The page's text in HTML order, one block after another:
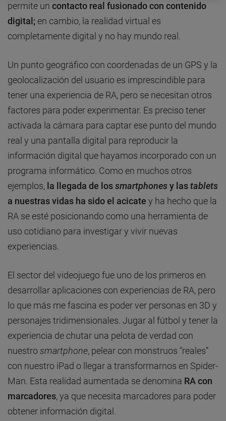
permite un contacto real fusionado con contenido
digital; en cambio, la realidad virtual es
completamente digital y no hay mundo real.
Un punto geográfico con coordenadas de un GPS y la
geolocalización del usuario es imprescindible para
tener una experiencia de RA, pero se necesitan otros
factores para poder experimentar. Es preciso tener
activada la cámara para captar ese punto del mundo
real y una pantalla digital para reproducir la
información digital que hayamos incorporado con un
programa informático. Como en muchos otros
ejemplos, la llegada de lossmartphonesy lastablets
a nuestras vidas ha sido el acicate y ha hecho que la
RA se esté posicionando como una herramienta de
uso cotidiano para investigar y vivir nuevas
experiencias.
El sector del videojuego fue uno de los primeros en
desarrollar aplicaciones con experiencias de RA, pero
lo que más me fascina es poder ver personas en 3D y
personajes tridimensionales. Jugar al fútbol y tener la
experiencia de chutar una pelota de verdad con
nuestrosmartphone, pelear con monstruos “reales”
con nuestro iPad o llegar a transformarnos en Spider-
Man. Esta realidad aumentada se denomina RA con
marcadores, ya que necesita marcadores para poder
obtener información digital.